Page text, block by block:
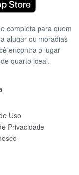
completa para quem
alugar ou moradias
encontra o lugar
quarto ideal.
Uso
Privacidade